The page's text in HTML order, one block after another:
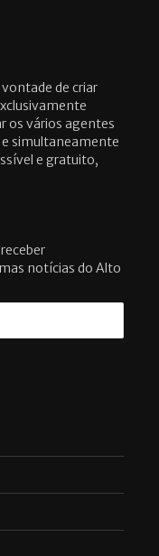
de criar
os vários agentes
simultaneamente
e gratuito,
notícias do Alto